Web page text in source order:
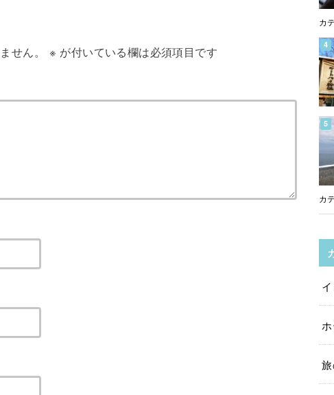
せん。 ※ が付いている欄は必須項目です
カ
カ